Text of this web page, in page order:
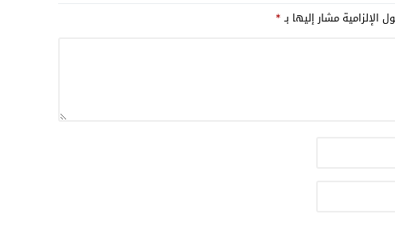
الإلزامية مشار إليها بـ*